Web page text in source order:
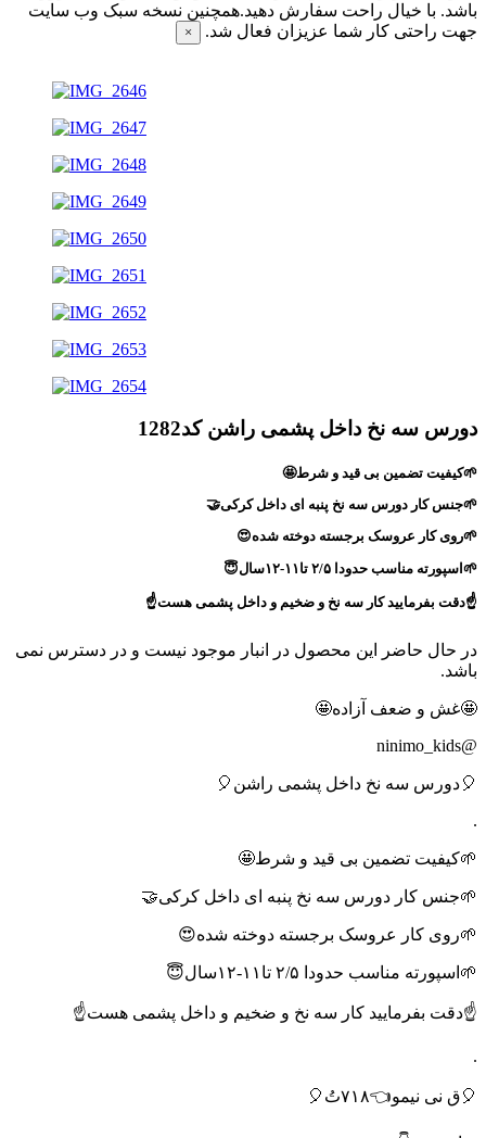
باشد. با خیال راحت سفارش دهید.همچنین نسخه سبک وب سایت
جهت راحتی کار شما عزیزان فعال شد.
×
دورس سه نخ داخل پشمی راشن کد1282
🌱کیفیت تضمین بی قید و شرط🤩
🌱جنس کار دورس سه نخ پنبه ای داخل کرکی🤝
🌱روی کار عروسک برجسته دوخته شده😍
🌱اسپورته مناسب حدودا ۲/۵ تا۱۱-۱۲سال😇
☝️دقت بفرمایید کار سه نخ و ضخیم و داخل پشمی هست☝️
در حال حاضر این محصول در انبار موجود نیست و در دسترس نمی
باشد.
🤩غش و ضعف آزاده🤩
@ninimo_kids
🎈دورس سه نخ داخل پشمی راشن🎈
.
🌱کیفیت تضمین بی قید و شرط🤩
🌱جنس کار دورس سه نخ پنبه ای داخل کرکی🤝
🌱روی کار عروسک برجسته دوخته شده😍
🌱اسپورته مناسب حدودا ۲/۵ تا۱۱-۱۲سال😇
☝️دقت بفرمایید کار سه نخ و ضخیم و داخل پشمی هست☝️
.
🎈ق نی نیمو👈۷۱۸تُ🎈